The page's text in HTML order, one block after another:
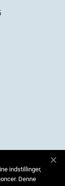
indstillinger,
Denne